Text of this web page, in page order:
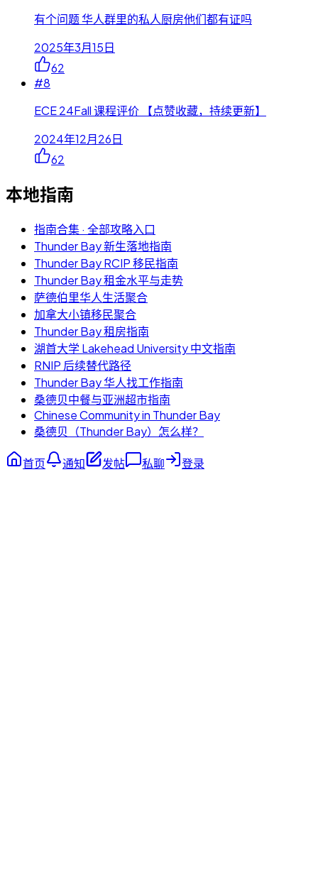
有个问题 华人群里的私人厨房他们都有证吗
2025年3月15日
62
#8
ECE 24Fall 课程评价 【点赞收藏，持续更新】
2024年12月26日
62
本地指南
指南合集 · 全部攻略入口
Thunder Bay 新生落地指南
Thunder Bay RCIP 移民指南
Thunder Bay 租金水平与走势
萨德伯里华人生活聚合
加拿大小镇移民聚合
Thunder Bay 租房指南
湖首大学 Lakehead University 中文指南
RNIP 后续替代路径
Thunder Bay 华人找工作指南
桑德贝中餐与亚洲超市指南
Chinese Community in Thunder Bay
桑德贝（Thunder Bay）怎么样？
首页 通知 发帖 私聊 登录